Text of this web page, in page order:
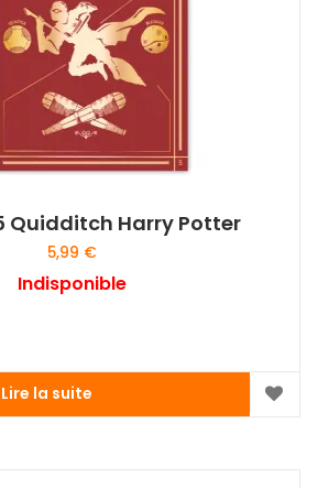
Quidditch Harry Potter
5,99 €
Indisponible
Lire la suite